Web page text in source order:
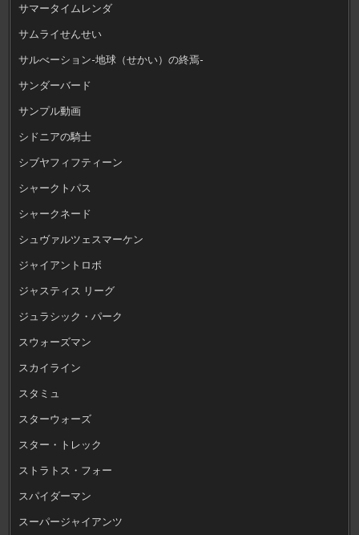
サマータイムレンダ
サムライせんせい
サルべーション-地球（せかい）の終焉-
サンダーバード
サンプル動画
シドニアの騎士
シブヤフィフティーン
シャークトパス
シャークネード
シュヴァルツェスマーケン
ジャイアントロボ
ジャスティス リーグ
ジュラシック・パーク
スウォーズマン
スカイライン
スタミュ
スターウォーズ
スター・トレック
ストラトス・フォー
スパイダーマン
スーパージャイアンツ